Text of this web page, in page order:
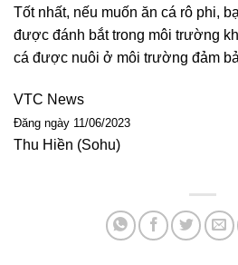
Tốt nhất, nếu muốn ăn cá rô phi,
được đánh bắt trong môi trường
cá được nuôi ở môi trường đảm
VTC News
Đăng ngày 11/06/2023
Thu Hiền (Sohu)